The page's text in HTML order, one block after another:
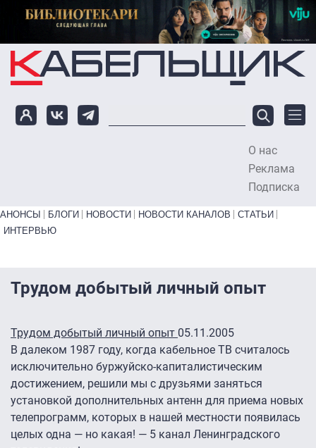
Перейти к основному содержанию
О нас
Реклама
Подписка
Primary links bottom
АНОНСЫ БЛОГИ НОВОСТИ НОВОСТИ КАНАЛОВ
СТАТЬИ
ИНТЕРВЬЮ
Трудом добытый личный опыт
Трудом добытый личный опыт 05.11.2005
В далеком 1987 году, когда кабельное ТВ считалось
исключительно буржуйско-капиталистическим
достижением, решили мы с друзьями заняться
установкой дополнительных антенн для приема новых
телепрограмм, которых в нашей местности появилась
целых одна — но какая! — 5 канал Ленинградского